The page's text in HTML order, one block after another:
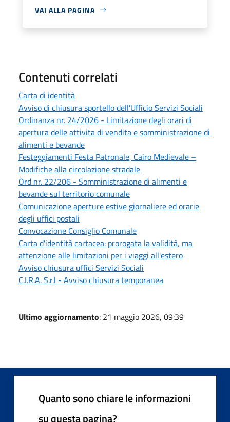
VAI ALLA PAGINA
Contenuti correlati
Carta di identità
Avviso di chiusura sportello dell'Ufficio Servizi Sociali
Ordinanza nr. 24/2026 - Limitazione degli orari di
apertura delle attivita di vendita e somministrazione di
alimenti e bevande
Festeggiamenti Festa Patronale, Cairo Medievale –
Modifiche alla circolazione stradale
Ord nr. 22/206 - Somministrazione di alimenti e
bevande sul territorio comunale
Comunicazione aperture estive giornaliere ed orarie
degli uffici postali
Convocazione Consiglio Comunale
Carta d'identità cartacea: prorogata la validità, ma
attenzione alle limitazioni per i viaggi all'estero
Avviso chiusura uffici Servizi Sociali
C.I.R.A. S.r.l - Avviso chiusura temporanea
Ultimo aggiornamento: 21 maggio 2026, 09:39
Quanto sono chiare le informazioni
su questa pagina?